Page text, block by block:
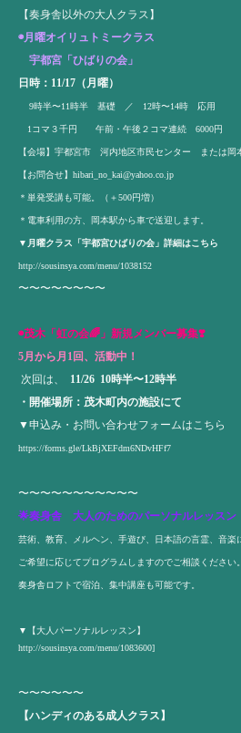
【奏身舎以外の大人クラス】
◉月曜オイリュトミークラス
宇都宮「ひばりの会」
日時：11/17（月曜）
9時半〜11時半 基礎 ／ 12時〜14時 応用
1コマ３千円 午前・午後２コマ連続 6000円
【会場】宇都宮市 河内地区市民センター または岡
【お問合せ】 hibari_no_kai@yahoo.co.jp
＊単発受講も可能。（＋500円増）
＊電車利用の方、岡本駅から車で送迎します。
▼月曜クラス「宇都宮ひばりの会」詳細はこちら
http://sousinsya.com/menu/1038152
〜〜〜〜〜〜〜〜
◉茂木「虹の会🌈」 新規メンバー募集❣️
5月から月1回、活動中！
次回は、 11/26 10時半〜12時半
・開催場所：茂木町内の施設にて
▼申込み・お問い合わせフォームはこちら
https://forms.gle/LkBjXEFdm6NDvHFf7
〜〜〜〜〜〜〜〜〜〜〜
🌟奏身舎 大人のためのパーソナルレッスン
芸術、教育、メルヘン、手遊び、日本語の言霊、音楽
ご希望に応じてプログラムしますのでご相談ください。
奏身舎ロフトで宿泊、集中講座も可能です。
▼【大人パーソナルレッスン】
http://sousinsya.com/menu/1083600]
〜〜〜〜〜〜
【ハンディのある成人クラス】